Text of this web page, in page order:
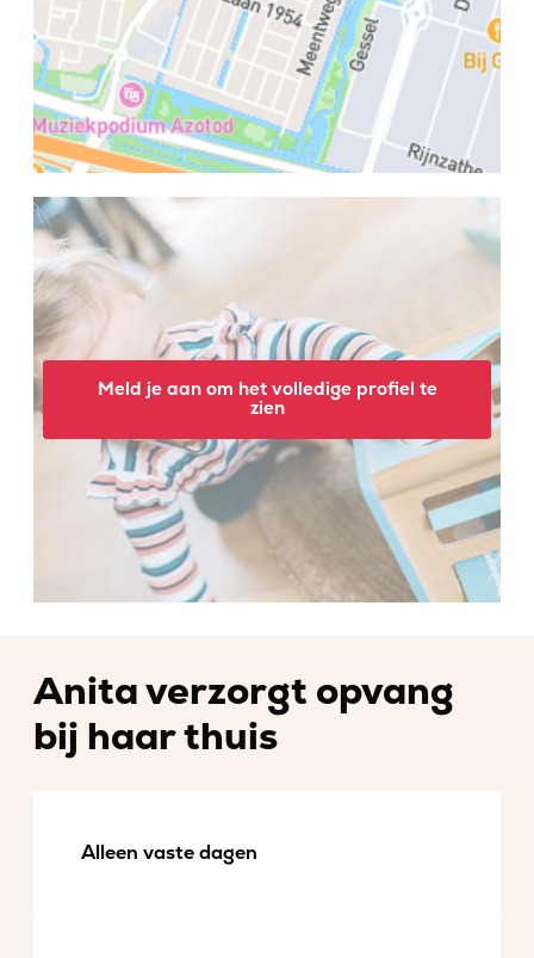
Meld je aan om het volledige profiel te
zien
Anita verzorgt opvang
bij haar thuis
Alleen vaste dagen